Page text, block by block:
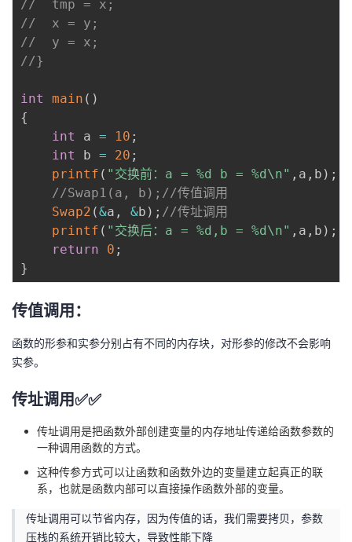
//	tmp = x;
//	x = y;
//	y = x;
//}
int main ( )
{
int
a = 10 ;
int
b = 20 ;
printf ( "交换前：a = %d b = %d\n" , a , b ) ;
//Swap1(a, b);//传值调用
Swap2 (&a , &b ) ; //传址调用
printf ( "交换后：a = %d,b = %d\n" , a , b ) ;
return
0 ;
}
传值调用：
函数的形参和实参分别占有不同的内存块，对形参的修改不会影响
实参。
传址调用✅✅
传址调用是把函数外部创建变量的内存地址传递给函数参数的
一种调用函数的方式。
这种传参方式可以让函数和函数外边的变量建立起真正的联
系，也就是函数内部可以直接操作函数外部的变量。
传址调用可以节省内存，因为传值的话，我们需要拷贝，参数
压栈的系统开销比较大，导致性能下降